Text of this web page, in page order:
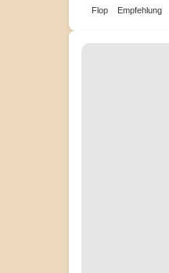
Flop Empfehlung